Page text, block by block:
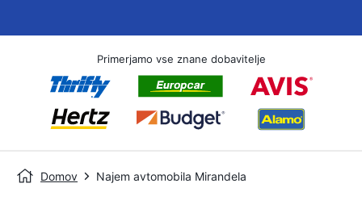
Primerjamo vse znane dobavitelje
Domov Najem avtomobila Mirandela